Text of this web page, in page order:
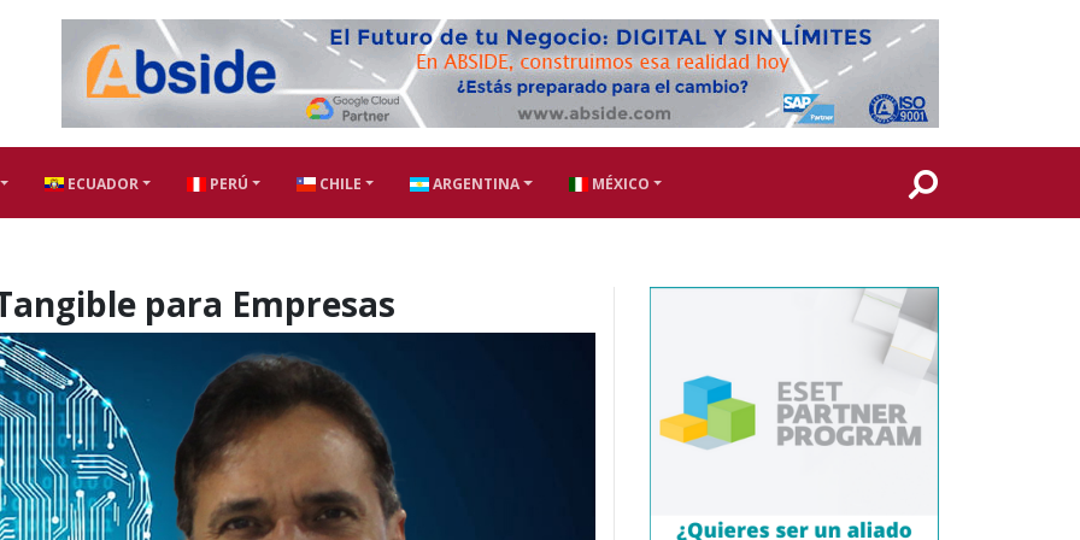
ECUADOR PERÚ CHILE ARGENTINA MÉXICO
para Empresas